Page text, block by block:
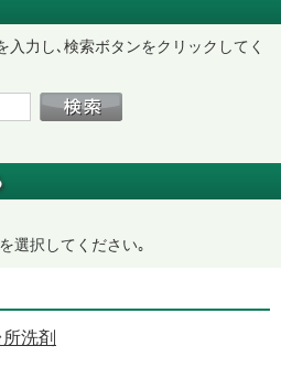
力し､検索ボタンをクリックしてく
選択してください｡
所洗剤